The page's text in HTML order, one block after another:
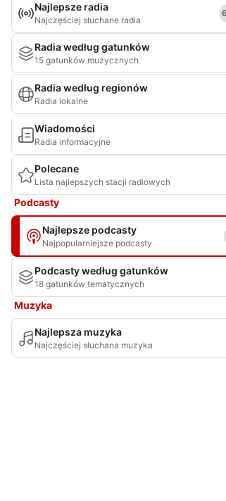
Najlepsze radia
Najczęściej słuchane radia
Radia według gatunków
15 gatunków muzycznych
Radia według regionów
Radia lokalne
Wiadomości
Radia informacyjne
Polecane
Lista najlepszych stacji radiowych
Podcasty
Najlepsze podcasty
Najpopularniejsze podcasty
Podcasty według gatunków
18 gatunków tematycznych
Muzyka
Najlepsza muzyka
Najczęściej słuchana muzyka